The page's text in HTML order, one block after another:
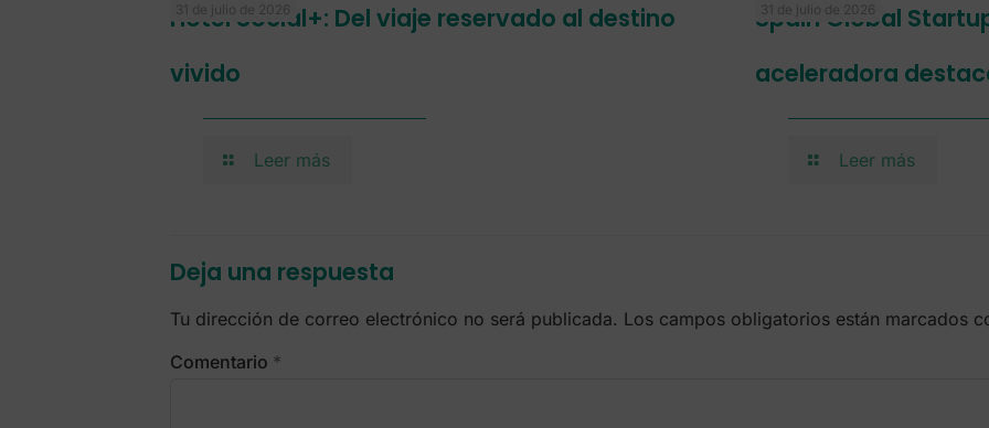
31 de julio de 2026
Hotel Social+: Del viaje reservado al destino
vivido
Leer más
31 de julio de 2026
Spain Global
aceleradora
Leer más
Deja una respuesta
Tu dirección de correo electrónico no será publicada. Los campos obligatorios están marcados
Comentario *